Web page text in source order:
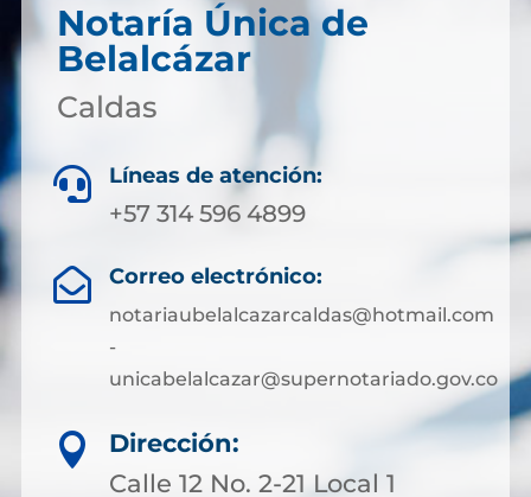
Notaría Única de
Belalcázar
Caldas
 Líneas de atención:
+57 314 596 4899
 Correo electrónico:
notariaubelalcazarcaldas@hotmail.com
-
unicabelalcazar@supernotariado.gov.co

Dirección:
Calle 12 No. 2-21 Local 1